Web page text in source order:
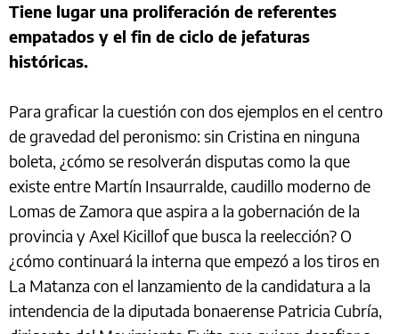
Tiene lugar una proliferación de referentes
empatados y el fin de ciclo de jefaturas
históricas.
Para graficar la cuestión con dos ejemplos en el centro
de gravedad del peronismo: sin Cristina en ninguna
boleta, ¿cómo se resolverán disputas como la que
existe entre Martín Insaurralde, caudillo moderno de
Lomas de Zamora que aspira a la gobernación de la
provincia y Axel Kicillof que busca la reelección? O
¿cómo continuará la interna que empezó a los tiros en
La Matanza con el lanzamiento de la candidatura a la
intendencia de la diputada bonaerense Patricia Cubría,